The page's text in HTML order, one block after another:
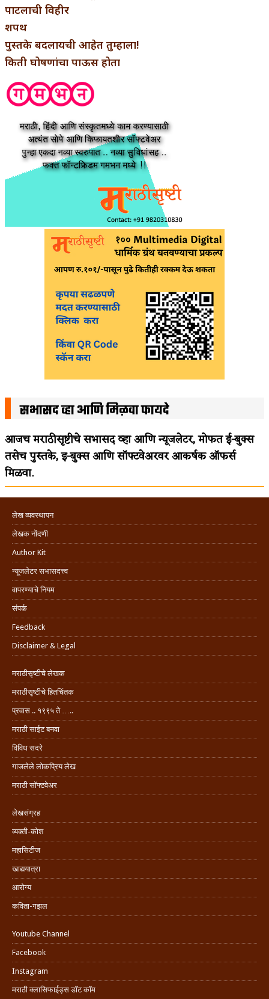
पाटलाची विहीर
शपथ
पुस्तके बदलायची आहेत तुम्हाला!
किती घोषणांचा पाऊस होता
सभासद व्हा आणि मिळवा फायदे
आजच मराठीसृष्टीचे सभासद व्हा आणि न्यूजलेटर, मोफत ई-बुक्स
तसेच पुस्तके, इ-बुक्स आणि सॉफ्टवेअरवर आकर्षक ऑफर्स
मिळवा.
लेख व्यवस्थापन
लेखक नोंदणी
Author Kit
न्यूजलेटर सभासदत्त्व
वापरण्याचे नियम
संपर्क
Feedback
Disclaimer & Legal
मराठीसृष्टीचे लेखक
मराठीसृष्टीचे हितचिंतक
प्रवास .. १९९५ ते …..
मराठी साईट बनवा
विविध सदरे
गाजलेले लोकप्रिय लेख
मराठी सॉफ्टवेअर
लेखसंग्रह
व्यक्ती-कोश
महासिटीज
खाद्ययात्रा
आरोग्य
कविता-गझल
Youtube Channel
Facebook
Instagram
मराठी क्लासिफाईड्स डॉट कॉम